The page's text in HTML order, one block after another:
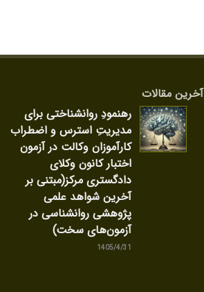
آخرین مقالات
رهنمودِ روانشناختی برای
مدیریتِ استرس و اضطراب
کارآموزان وکالت در آزمون
اختبار کانون وکلای
دادگستری مرکز(مبتنی بر
آخرین شواهد علمی
پژوهشی روانشناسی در
آزمون‌های سخت)
1405/4/31